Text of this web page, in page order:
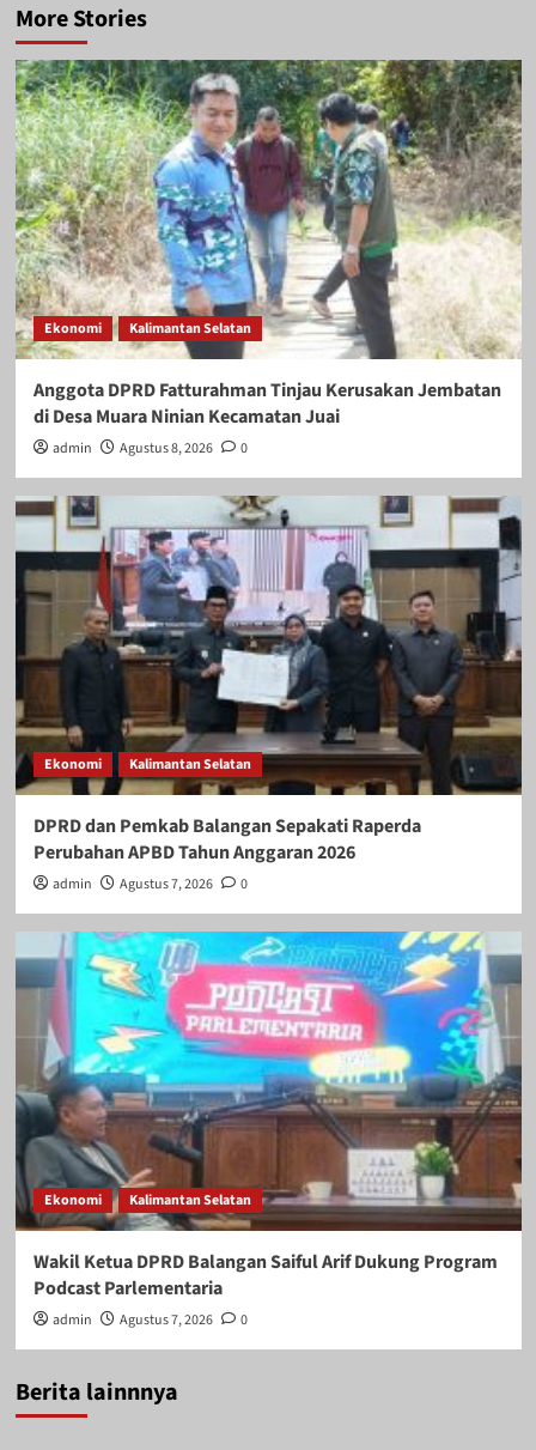
More Stories
Ekonomi Kalimantan Selatan
Anggota DPRD Fatturahman Tinjau Kerusakan Jembatan
di Desa Muara Ninian Kecamatan Juai
admin Agustus 8, 2026 0
Ekonomi Kalimantan Selatan
DPRD dan Pemkab Balangan Sepakati Raperda
Perubahan APBD Tahun Anggaran 2026
admin Agustus 7, 2026 0
Ekonomi Kalimantan Selatan
Wakil Ketua DPRD Balangan Saiful Arif Dukung Program
Podcast Parlementaria
admin Agustus 7, 2026 0
Berita lainnnya